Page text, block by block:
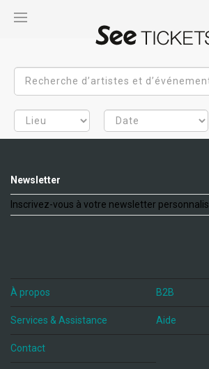
Newsletter
Inscrivez-vous à votre newsletter
À propos B2B
Services & Assistance Aide
Contact